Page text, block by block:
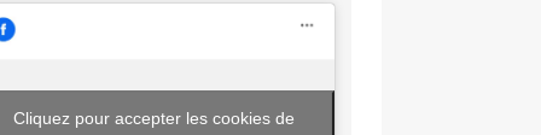
Cliquez pour accepter les cookies de